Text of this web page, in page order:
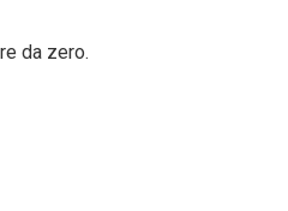
da zero.